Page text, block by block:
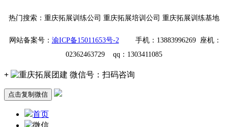
热门搜索：重庆拓展训练公司 重庆拓展培训公司 重庆拓展训练基地
网站备案号： 渝ICP备15011653号-2 手机：13883996269 座机：
02362463729 qq：1303411085
+ 微信号： 扫码咨询
点击复制微信
首页
微信